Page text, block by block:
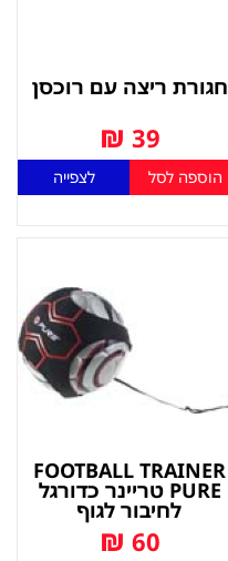
חגורת ריצה עם רוכסן
39
₪
הוספה לסל לצפייה
FOOTBALL TRAINER
PURE טריינר כדורגל
לחיבור לגוף
60
₪